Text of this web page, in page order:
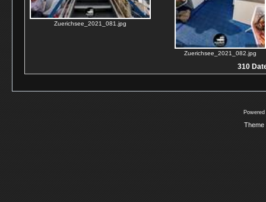
Zuerichsee_2021_081.jpg
Zuerichsee_2021_082.jpg
310
Theme